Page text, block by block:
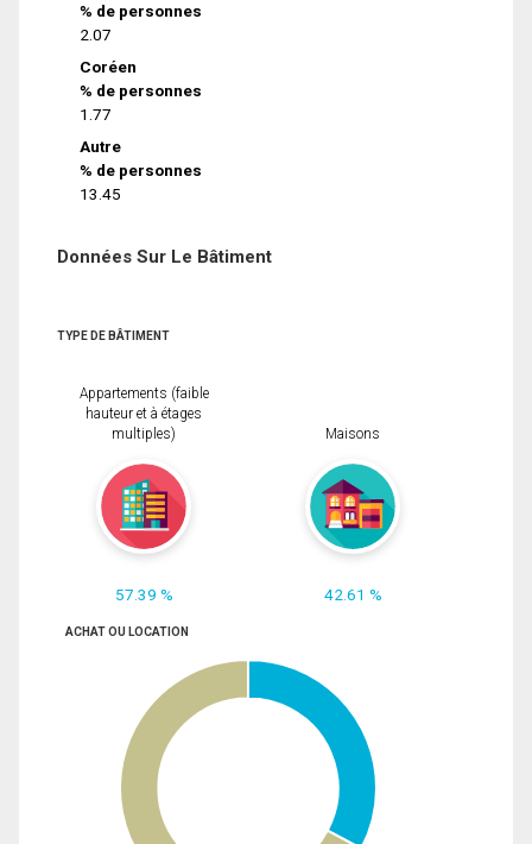
% de personnes
2.07
Coréen
% de personnes
1.77
Autre
% de personnes
13.45
Données Sur Le Bâtiment
TYPE DE BÂTIMENT
Appartements (faible
hauteur et à étages
multiples)
57.39 %
Maisons
42.61 %
ACHAT OU LOCATION